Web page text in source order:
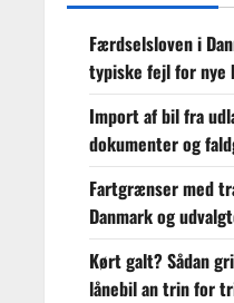
Færdselsloven i
typiske fejl for nye
Import af bil fra
dokumenter og
Fartgrænser med
Danmark og
Kørt galt? Sådan
lånebil an trin for